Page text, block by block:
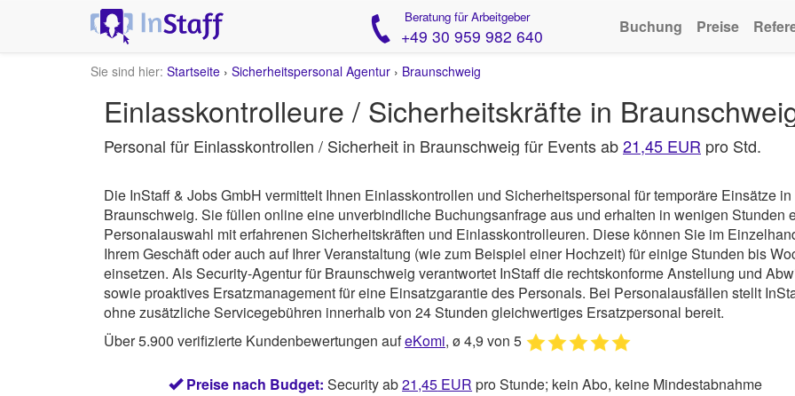
Beratung für Arbeitgeber
+49 30 959 982 640 Buchung Preise
Sie sind hier: Startseite › Sicherheitspersonal Agentur › Braunschweig
Einlasskontrolleure / Sicherheitskräfte in
Personal für Einlasskontrollen / Sicherheit in Braunschweig für Events ab21,45 EUR pro Std.
Die InStaff & Jobs GmbH vermittelt Ihnen Einlasskontrollen und Sicherheitspersonal für temporäre Einsätze in
Braunschweig. Sie füllen online eine unverbindliche Buchungsanfrage aus und erhalten in wenigen Stunden
Personalauswahl mit erfahrenen Sicherheitskräften und Einlasskontrolleuren. Diese können Sie im
Ihrem Geschäft oder auch auf Ihrer Veranstaltung (wie zum Beispiel einer Hochzeit) für einige Stunden bis
einsetzen. Als Security-Agentur für Braunschweig verantwortet InStaffdie rechtskonforme Anstellung und
sowie proaktives Ersatzmanagement für eine Einsatzgarantie des Personals. Bei Personalausfällen stellt
ohne zusätzliche Servicegebühren innerhalb von 24 Stunden gleichwertiges Ersatzpersonal bereit.
Über 5.900 verifizierte Kundenbewertungen aufeKomi, ø 4,9 von 5
Preise nach Budget: Security ab21,45 EUR pro Stunde; kein Abo, keine Mindestabnahme